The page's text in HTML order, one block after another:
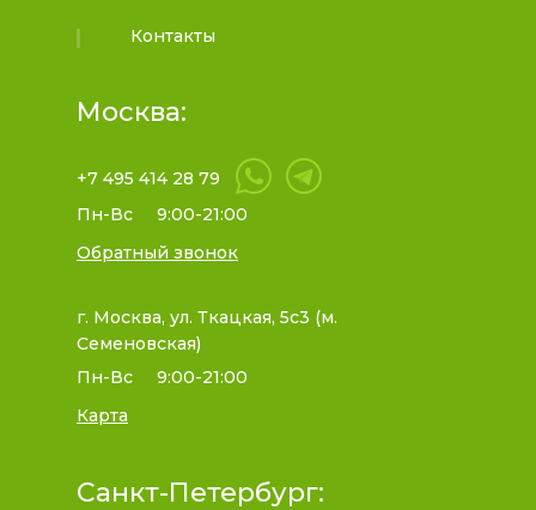
Контакты
Москва:
+7 495 414 28 79
Пн-Вс
9:00-21:00
Обратный звонок
г. Москва, ул. Ткацкая, 5с3 (м.
Семеновская)
Пн-Вс
9:00-21:00
Карта
Санкт-Петербург: